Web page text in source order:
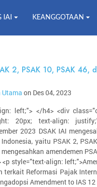
IAI KEANGGOTAAN
2, PSAK 10, PSAK 46,
Utama on Des 04, 2023
left;"> </h4> <div
20px; text-align:
2023 DSAK IAI
yaitu PSAK 2,
amendemen
style="text-align:
terkait Reformasi Pajak
Amendment to IAS 12